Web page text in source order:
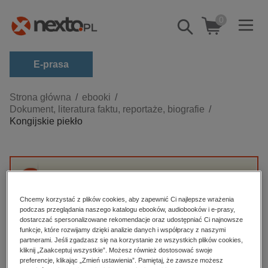
Pokaż/schowaj
wyszukiwarkę
0
E-prasa
Kategorie
Zobacz wszystkie E-prasa
biznesowe, branżowe, gospodarka
dzienniki
edukacja
hobby, sport, rozrywka
komputery, internet, technologie, informatyka
Strona główna
ebooki
Dokument, literatura faktu, reportaże, biografie
Kongijskie piekło
nie jest dostępny.
High-contrast mode
Polecane
Chcemy korzystać z plików cookies, aby zapewnić Ci najlepsze wrażenia
podczas przeglądania naszego katalogu ebooków, audiobooków i e-prasy,
dostarczać spersonalizowane rekomendacje oraz udostępniać Ci najnowsze
funkcje, które rozwijamy dzięki analizie danych i współpracy z naszymi
partnerami. Jeśli zgadzasz się na korzystanie ze wszystkich plików cookies,
kliknij „Zaakceptuj wszystkie”. Możesz również dostosować swoje
preferencje, klikając „Zmień ustawienia”. Pamiętaj, że zawsze możesz